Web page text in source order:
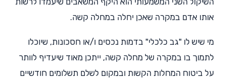
אותו אדם במקרה שאכן יחלה במחלה קשה.
מי שיש לו "גב כלכלי" בדמות נכסים ו/או חסכונות, שיוכלו
לתמוך בו במקרה של מחלה קשה, ייתכן מאוד שיעדיף לוותר
על ביטוח המחלות הקשות ובמקום לשלם תשלומים חודשיים